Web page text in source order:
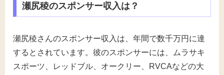
瀬尻稜のスポンサー収入は？
瀬尻稜さんのスポンサー収入は、年間で数千万円に達
するとされています。彼のスポンサーには、ムラサキ
スポーツ、レッドブル、オークリー、RVCAなどの大